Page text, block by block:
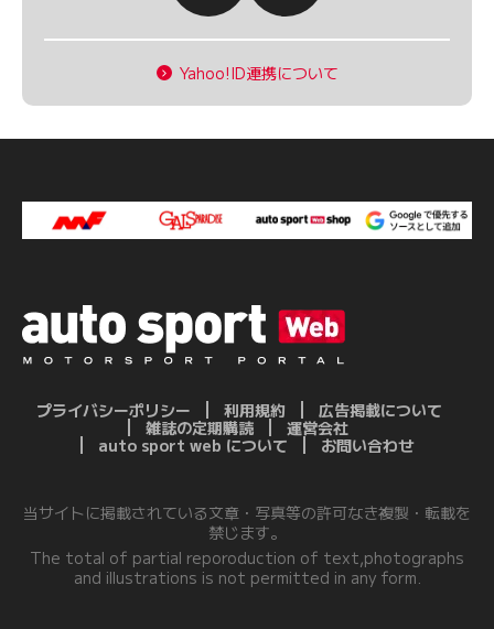
Yahoo!ID連携について
プライバシーポリシー 利用規約
広告掲載について
雑誌の定期購読
運営会社
auto sport web について
お問い合わせ
当サイトに掲載されている文章・写真等の許可なき複製・転載を
禁じます。
The total of partial reporoduction of text,photographs
and illustrations is not permitted in any form.